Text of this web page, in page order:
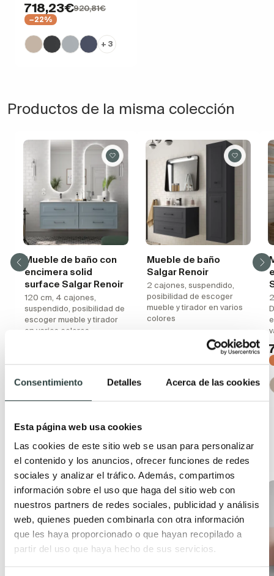
Consentimiento Detalles Acerca de las cookies
Esta página web usa cookies
Las cookies de este sitio web se usan para personalizar
el contenido y los anuncios, ofrecer funciones de redes
sociales y analizar el tráfico. Además, compartimos
información sobre el uso que haga del sitio web con
nuestros partners de redes sociales, publicidad y análisis
web, quienes pueden combinarla con otra información
que les haya proporcionado o que hayan recopilado a
partir del uso que haya hecho de sus servicios.
718,23€920,81€
−22%
+ 3
Productos de la misma colección
Mueble de baño con
encimera solid
surface Salgar Renoir
120 cm, 4 cajones,
suspendido, posibilidad de
escoger mueble y tirador
en varios colores
+ 3
Mueble de baño
Salgar Renoir
2 cajones, suspendido,
posibilidad de escoger
mueble y tirador en varios
colores
Productos relacionados
Oferta Oferta